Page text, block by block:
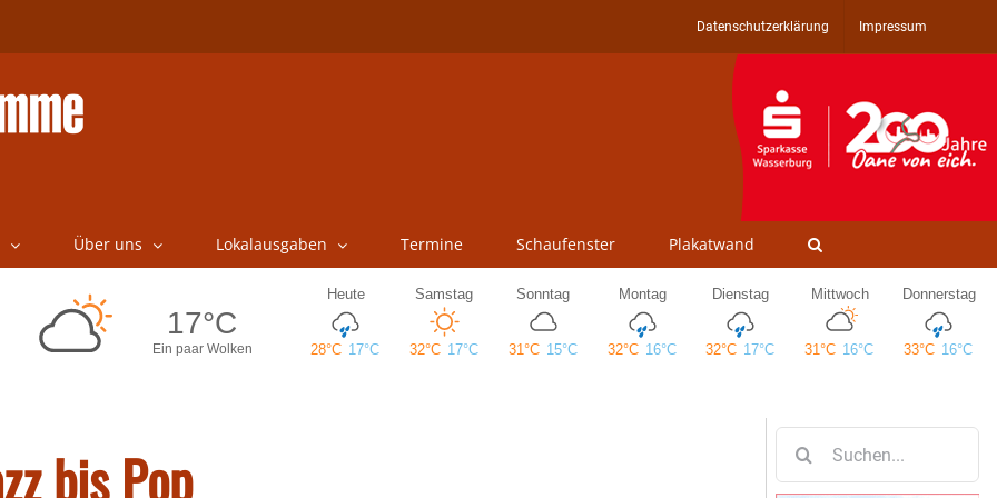
Datenschutzerklärung Impressum
Über uns Lokalausgaben Termine Schaufenster Plakatwand
bis Pop
nach: